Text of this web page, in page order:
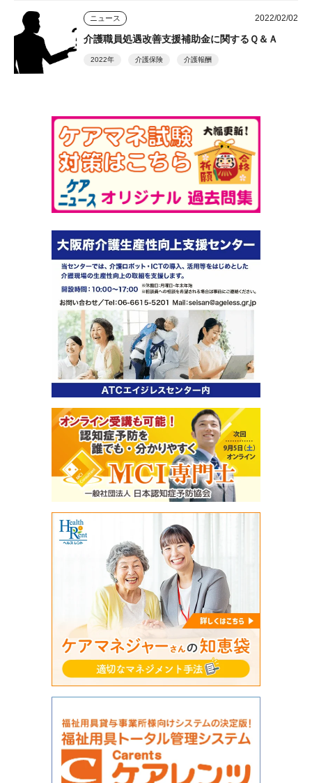
ニュース 2022/02/02
介護職員処遇改善支援補助金に関するＱ＆Ａ
2022年 介護保険 介護報酬